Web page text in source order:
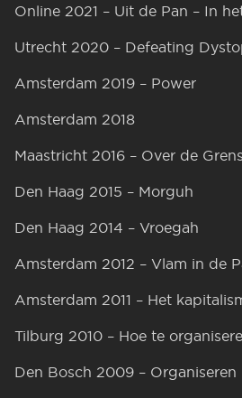
Online 2021 – Uit de Pan – In
Utrecht 2020 – Defeating
Amsterdam 2019 – Power
Amsterdam 2018
Maastricht 2016 – Over de Grens
Den Haag 2015 – Morguh
Den Haag 2014 – Vroegah
Amsterdam 2012 – Vlam in de
Amsterdam 2011 – Het
Tilburg 2010 – Hoe te
Den Bosch 2009 – Organiseren